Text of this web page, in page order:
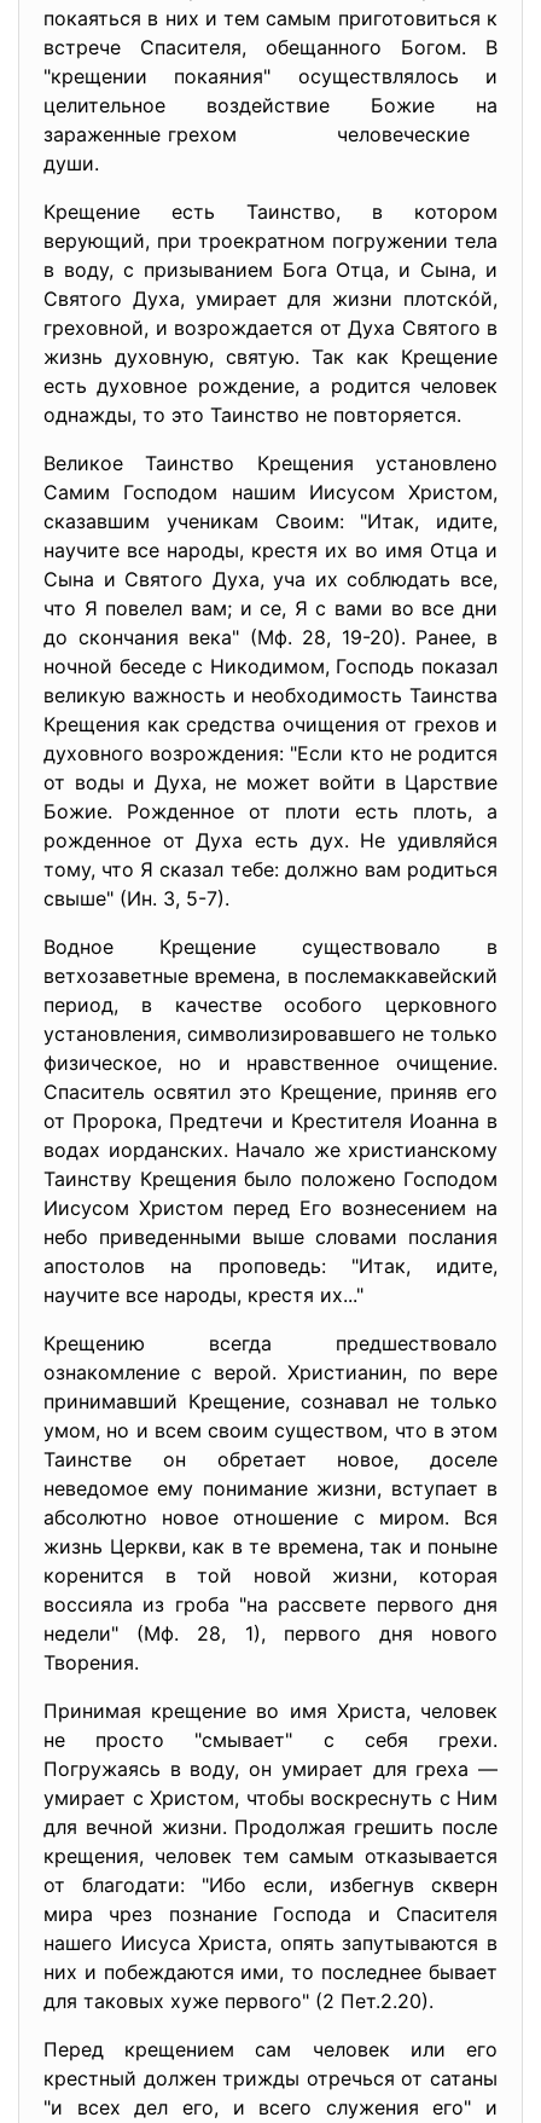
покаяться в них и тем самым приготовиться к
встрече Спасителя, обещанного Богом. В
"крещении покаяния" осуществлялось и
целительное воздействие Божие на
зараженные грехом человеческие
души.
Крещение есть Таинство, в котором
верующий, при троекратном погружении тела
в воду, с призыванием Бога Отца, и Сына, и
Святого Духа, умирает для жизни плотскóй,
греховной, и возрождается от Духа Святого в
жизнь духовную, святую. Так как Крещение
есть духовное рождение, а родится человек
однажды, то это Таинство не повторяется.
Великое Таинство Крещения установлено
Самим Господом нашим Иисусом Христом,
сказавшим ученикам Своим: "Итак, идите,
научите все народы, крестя их во имя Отца и
Сына и Святого Духа, уча их соблюдать все,
что Я повелел вам; и се, Я с вами во все дни
до скончания века" (Мф. 28, 19-20). Ранее, в
ночной беседе с Никодимом, Господь показал
великую важность и необходимость Таинства
Крещения как средства очищения от грехов и
духовного возрождения: "Если кто не родится
от воды и Духа, не может войти в Царствие
Божие. Рожденное от плоти есть плоть, а
рожденное от Духа есть дух. Не удивляйся
тому, что Я сказал тебе: должно вам родиться
свыше" (Ин. 3, 5-7).
Водное Крещение существовало в
ветхозаветные времена, в послемаккавейский
период, в качестве особого церковного
установления, символизировавшего не только
физическое, но и нравственное очищение.
Спаситель освятил это Крещение, приняв его
от Пророка, Предтечи и Крестителя Иоанна в
водах иорданских. Начало же христианскому
Таинству Крещения было положено Господом
Иисусом Христом перед Его вознесением на
небо приведенными выше словами послания
апостолов на проповедь: "Итак, идите,
научите все народы, крестя их..."
Крещению всегда предшествовало
ознакомление с верой. Христианин, по вере
принимавший Крещение, сознавал не только
умом, но и всем своим существом, что в этом
Таинстве он обретает новое, доселе
неведомое ему понимание жизни, вступает в
абсолютно новое отношение с миром. Вся
жизнь Церкви, как в те времена, так и поныне
коренится в той новой жизни, которая
воссияла из гроба "на рассвете первого дня
недели" (Мф. 28, 1), первого дня нового
Творения.
Принимая крещение во имя Христа, человек
не просто "смывает" с себя грехи.
Погружаясь в воду, он умирает для греха —
умирает с Христом, чтобы воскреснуть с Ним
для вечной жизни. Продолжая грешить после
крещения, человек тем самым отказывается
от благодати: "Ибо если, избегнув скверн
мира чрез познание Господа и Спасителя
нашего Иисуса Христа, опять запутываются в
них и побеждаются ими, то последнее бывает
для таковых хуже первого" (2 Пет.2.20).
Перед крещением сам человек или его
крестный должен трижды отречься от сатаны
"и всех дел его, и всего служения его" и